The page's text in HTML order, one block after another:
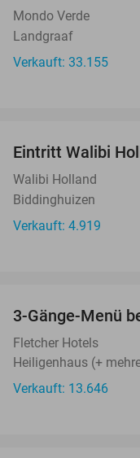
Mondo Verde
Landgraaf
Verkauft: 33.155
Eintritt Walibi
Walibi Holland
Biddinghuizen
Verkauft: 4.919
3-Gänge-Menü
Fletcher Hotels
Heiligenhaus (+
Verkauft: 13.646